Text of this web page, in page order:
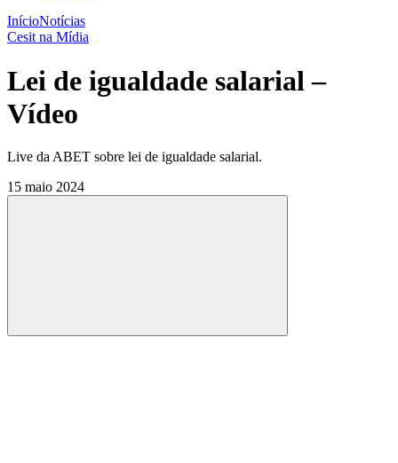
InícioNotícias
Cesit na Mídia
Lei de igualdade salarial –
Vídeo
Live da ABET sobre lei de igualdade salarial.
15 maio 2024
Compartilhar